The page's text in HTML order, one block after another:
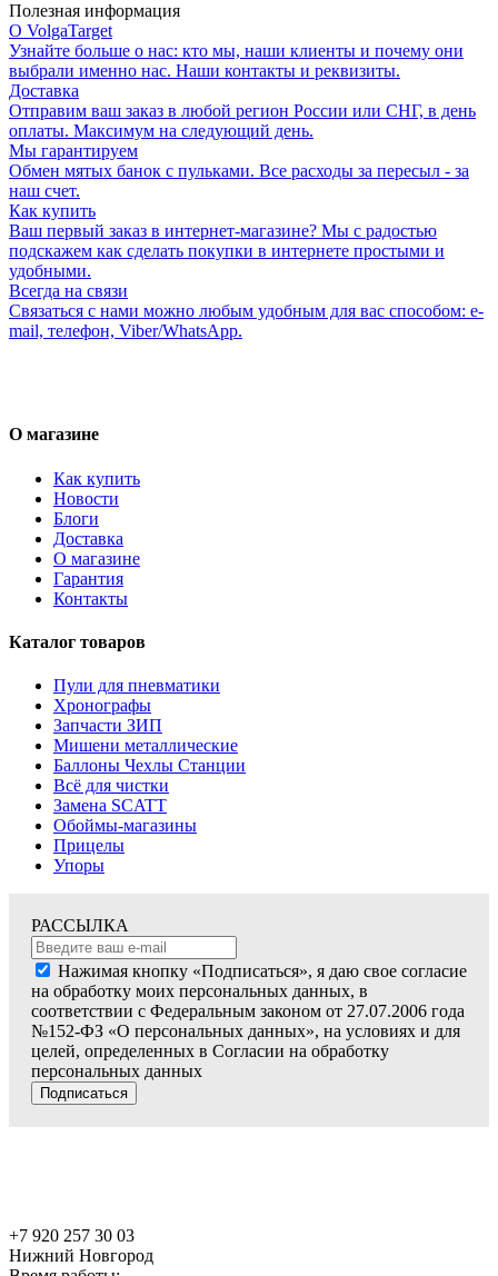
Полезная информация
О VolgaTarget
Узнайте больше о нас: кто мы, наши клиенты и почему они
выбрали именно нас. Наши контакты и реквизиты.
Доставка
Отправим ваш заказ в любой регион России или СНГ, в день
оплаты. Максимум на следующий день.
Мы гарантируем
Обмен мятых банок с пульками. Все расходы за пересыл - за
наш счет.
Как купить
Ваш первый заказ в интернет-магазине? Мы с радостью
подскажем как сделать покупки в интернете простыми и
удобными.
Всегда на связи
Связаться с нами можно любым удобным для вас способом: e-
mail, телефон, Viber/WhatsApp.
О магазине
Как купить
Новости
Блоги
Доставка
О магазине
Гарантия
Контакты
Каталог товаров
Пули для пневматики
Хронографы
Запчасти ЗИП
Мишени металлические
Баллоны Чехлы Станции
Всё для чистки
Замена SCATT
Обоймы-магазины
Прицелы
Упоры
РАССЫЛКА
Нажимая кнопку «Подписаться», я даю свое согласие
на обработку моих персональных данных, в
соответствии с Федеральным законом от 27.07.2006 года
№152-ФЗ «О персональных данных», на условиях и для
целей, определенных в Согласии на обработку
персональных данных
Подписаться
+7 920 257 30 03
Нижний Новгород